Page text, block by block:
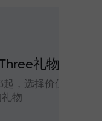
统
达